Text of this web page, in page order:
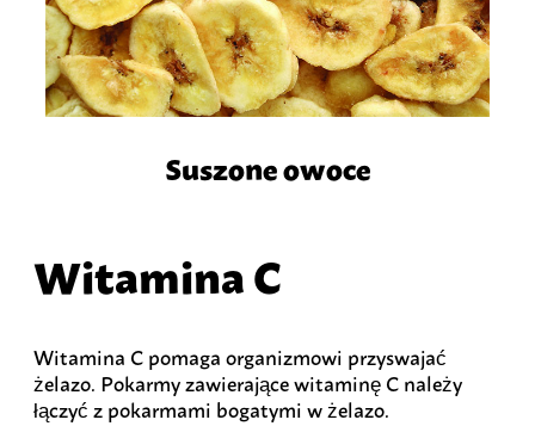
Suszone owoce
Witamina C
Witamina C pomaga organizmowi przyswajać
żelazo. Pokarmy zawierające witaminę C należy
łączyć z pokarmami bogatymi w żelazo.